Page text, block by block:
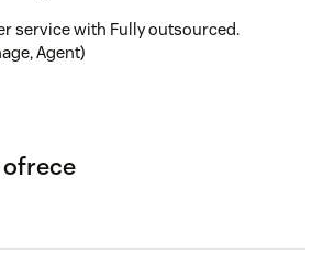
service with Fully outsourced.
Agent)